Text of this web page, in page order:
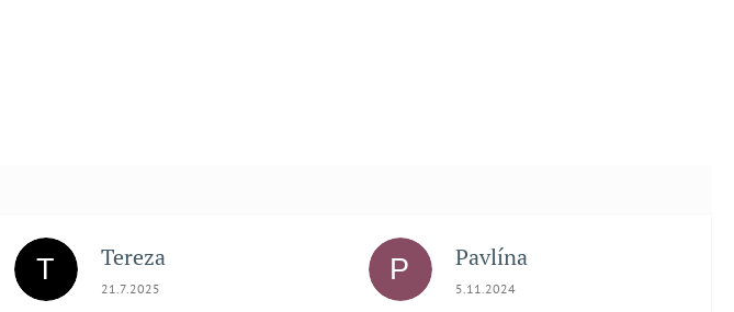
T Tereza
Hodnocení obchodu je 5 z 5 hvězdiček.
21.7.2025
P Pavlína
Hodnocení obchodu je 5 z 5 hvězdiček.
5.11.2024